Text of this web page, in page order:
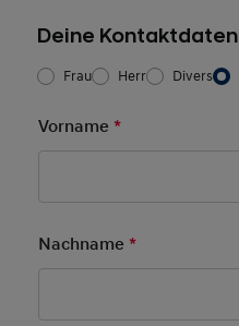
Deine Kontaktdaten
Frau/Herr *
Frau Herr Divers
Vorname *Pflichtfeld
Nachname *Pflichtfeld